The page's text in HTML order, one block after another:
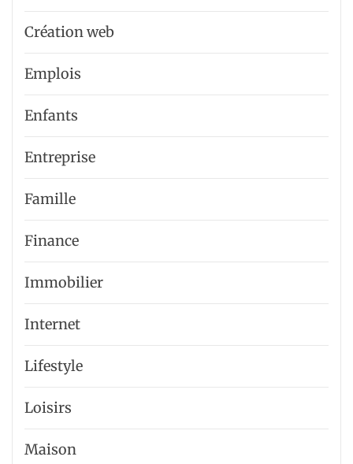
Création web
Emplois
Enfants
Entreprise
Famille
Finance
Immobilier
Internet
Lifestyle
Loisirs
Maison